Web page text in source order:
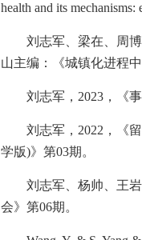
health and its
刘志军、梁在、周博
山主编：《城镇化进程
刘志军， 2023 ，《
刘志军， 2022 ，《
学版)》第03期。
刘志军、杨帅、王岩
会》第06期。